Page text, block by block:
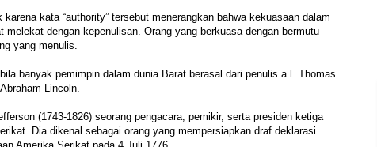
karena kata “authority” tersebut menerangkan bahwa kekuasaan dalam
melekat dengan kepenulisan. Orang yang berkuasa dengan bermutu
yang menulis.
banyak pemimpin dalam dunia Barat berasal dari penulis a.l. Thomas
Lincoln.
(1743-1826) seorang pengacara, pemikir, serta presiden ketiga
Dia dikenal sebagai orang yang mempersiapkan draf deklarasi